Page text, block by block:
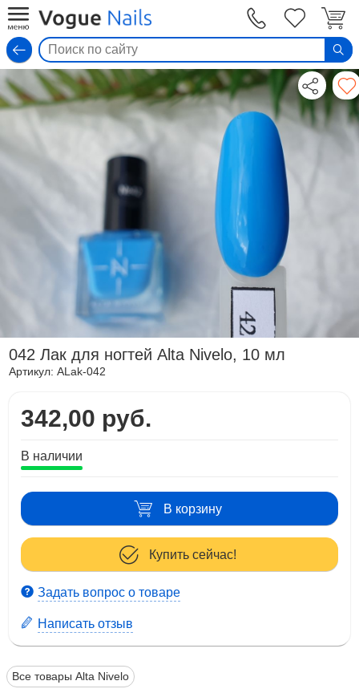
042 Лак для ногтей Alta Nivelo, 10 мл
Артикул:ALak-042
342,00 руб.
В наличии
В корзину
Купить сейчас!
Задать вопрос о товаре
Написать отзыв
Все товары Alta Nivelo